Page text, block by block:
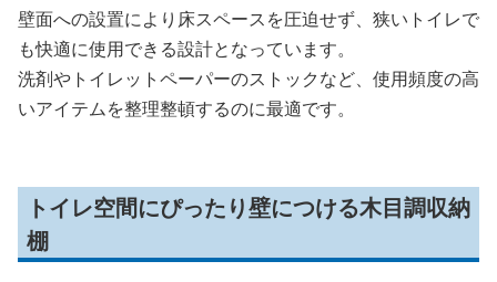
壁面への設置により床スペースを圧迫せず、狭いトイレで
も快適に使用できる設計となっています。
洗剤やトイレットペーパーのストックなど、使用頻度の高
いアイテムを整理整頓するのに最適です。
トイレ空間にぴったり壁につける木目調収納
棚